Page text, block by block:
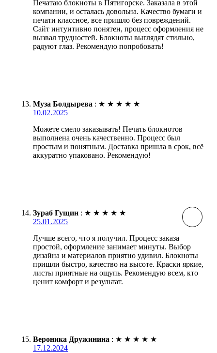
Печатаю блокноты в Пятигорске. Заказала в этой
компании, и осталась довольна. Качество бумаги и
печати классное, все пришло без повреждений.
Сайт интуитивно понятен, процесс оформления не
вызвал трудностей. Блокноты выглядят стильно,
радуют глаз. Рекомендую попробовать!
Муза Болдырева : ★ ★ ★ ★ ★
10.02.2025
Можете смело заказывать! Печать блокнотов
выполнена очень качественно. Процесс был
простым и понятным. Доставка пришла в срок, всё
аккуратно упаковано. Рекомендую!
Зураб Гущин : ★ ★ ★ ★ ★
25.01.2025
Лучше всего, что я получил. Процесс заказа
простой, оформление занимает минуты. Выбор
дизайна и материалов приятно удивил. Блокноты
пришли быстро, качество на высоте. Краски яркие,
листы приятные на ощупь. Рекомендую всем, кто
ценит комфорт и результат.
Вероника Дружинина : ★ ★ ★ ★ ★
17.12.2024